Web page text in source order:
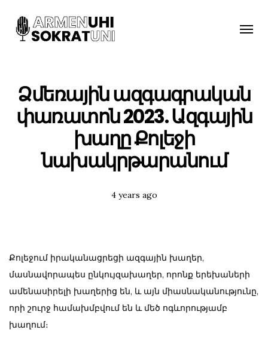
Toggle
Ձմեռային ազգագրական
փառատոն 2023. Ազգային
խաղը Քոլեջի
նախակրթարանում
Posted
4 years ago
Քոլեջում իրականացրեցի ազգային խաղեր,
մասնավորապես ընկույզախաղեր, որոնք երեխաների
ամենասիրելի խաղերից են, և այն միասնականությունը,
որի շուրջ համախմբվում են և մեծ ոգևորությամբ
խաղում։